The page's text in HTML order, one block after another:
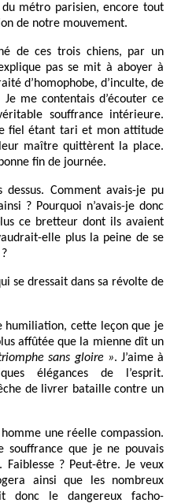
métro parisien, encore tout
de notre mouvement.
de ces trois chiens, par un
pas se mit à aboyer à
d’homophobe, d’inculte, de
me contentais d’écouter ce
souffrance intérieure.
fiel étant tari et mon attitude
maître quittèrent la place.
fin de journée.
Comment avais-je pu
? Pourquoi n’avais-je donc
ce bretteur dont ils avaient
elle plus la peine de se
se dressait dans sa révolte de
humiliation, cette leçon que je
affûtée que la mienne dît un
sans gloire ». J’aime à
élégances de l’esprit.
de livrer bataille contre un
une réelle compassion.
souffrance que je ne pouvais
? Peut-être. Je veux
ainsi que les nombreux
donc le dangereux facho-